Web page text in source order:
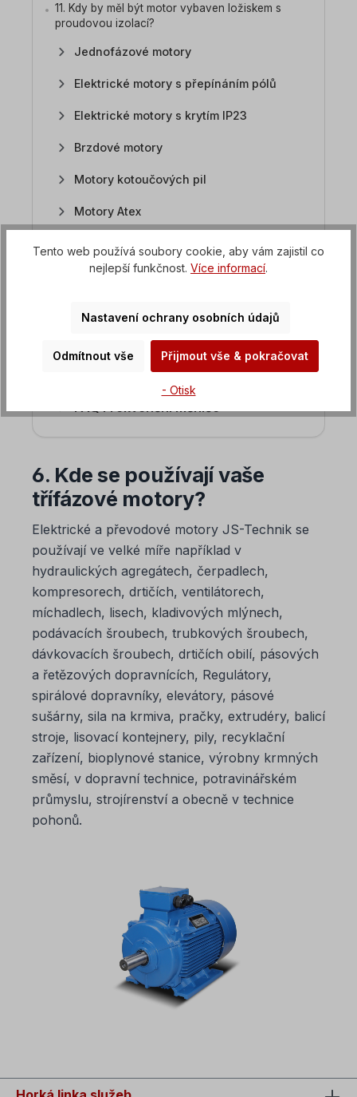
11. Kdy by měl být motor vybaven ložiskem s
proudovou izolací?
Jednofázové motory
Elektrické motory s přepínáním pólů
Elektrické motory s krytím IP23
Brzdové motory
Motory kotoučových pil
Motory Atex
Ploché motory / motory pil
FAQ Převodové motory
FAQ Frekvenční měniče
6. Kde se používají vaše
třífázové motory?
Elektrické a převodové motory JS-Technik se
používají ve velké míře například v
hydraulických agregátech, čerpadlech,
kompresorech, drtičích, ventilátorech,
míchadlech, lisech, kladivových mlýnech,
podávacích šroubech, trubkových šroubech,
dávkovacích šroubech, drtičích obilí, pásových
a řetězových dopravnících, Regulátory,
spirálové dopravníky, elevátory, pásové
sušárny, sila na krmiva, pračky, extrudéry, balicí
stroje, lisovací kontejnery, pily, recyklační
zařízení, bioplynové stanice, výrobny krmných
směsí, v dopravní technice, potravinářském
průmyslu, strojírenství a obecně v technice
pohonů.
Tento web používá soubory cookie, aby vám zajistil co
nejlepší funkčnost. Více informací.
Nastavení ochrany osobních údajů
Odmítnout vše Přijmout vše & pokračovat
- Otisk